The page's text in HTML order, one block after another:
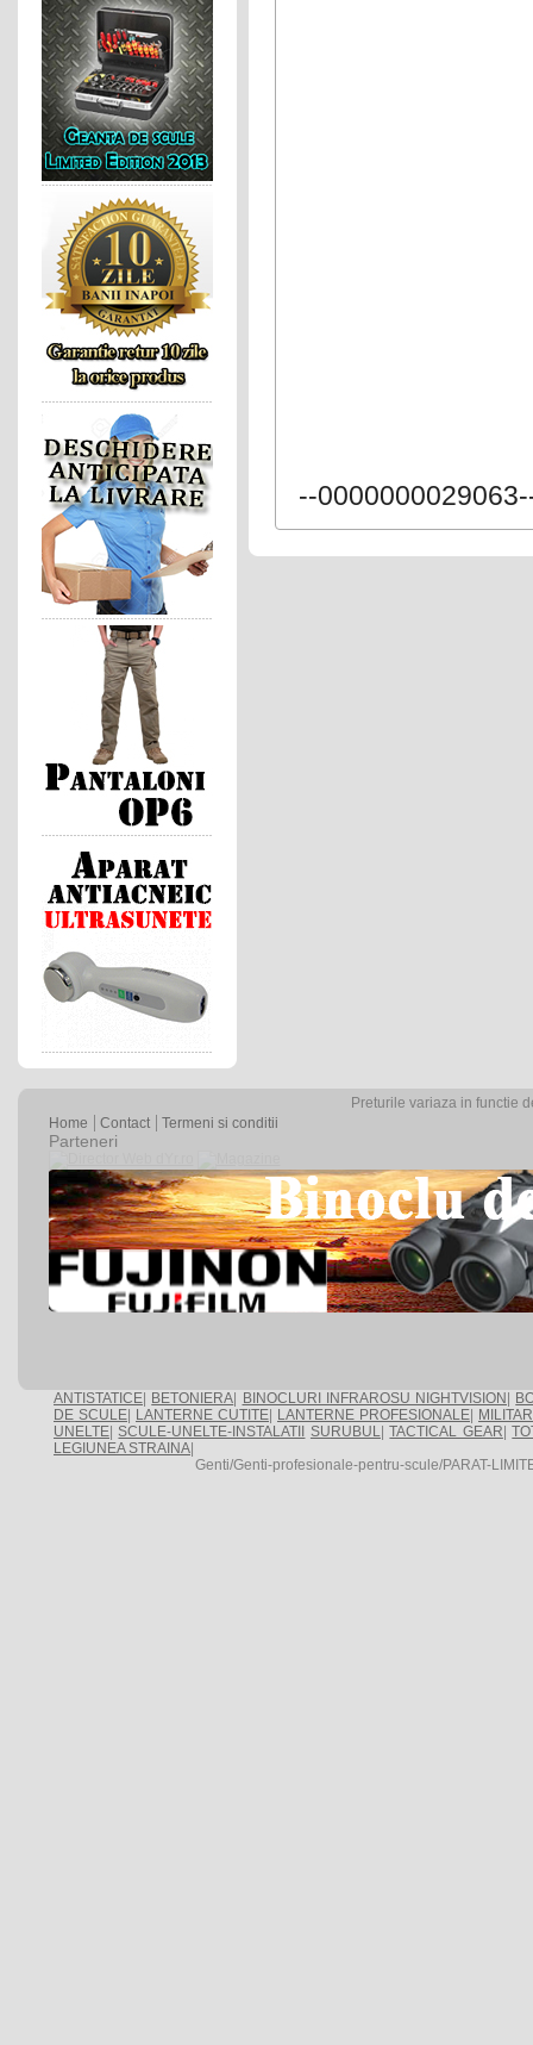
--
Preturile variaza in functie
Home
Contact Termeni si conditii
Parteneri
ANTISTATICE BETONIERA BINOCLURI INFRAROSU NIGHTVISION
DE SCULE
LANTERNE CUTITE LANTERNE PROFESIONALE
UNELTE SCULE-UNELTE-INSTALATII SURUBUL|TACTICAL GEAR |
LEGIUNEA STRAINA
Genti/Genti-profesionale-pentru-scule/PARAT-